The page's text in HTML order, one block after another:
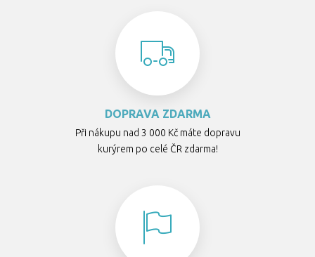
DOPRAVA ZDARMA
Při nákupu nad 3 000 Kč máte dopravu
kurýrem po celé ČR zdarma!